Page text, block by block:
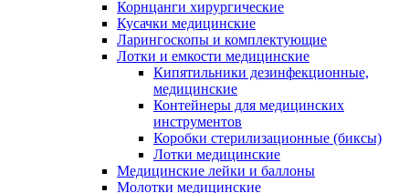
Корнцанги хирургические
Кусачки медицинские
Ларингоскопы и комплектующие
Лотки и емкости медицинские
Кипятильники дезинфекционные,
медицинские
Контейнеры для медицинских
инструментов
Коробки стерилизационные (биксы)
Лотки медицинские
Медицинские лейки и баллоны
Молотки медицинские